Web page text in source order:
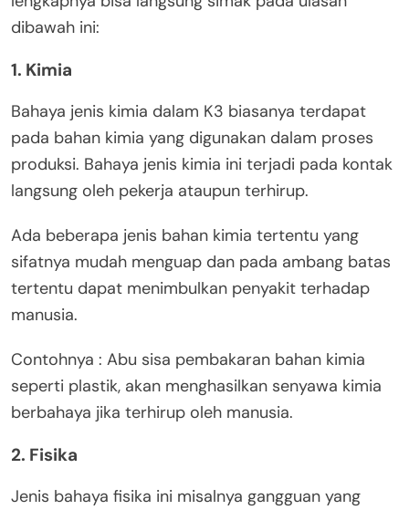
dibawah ini:
1. Kimia
Bahaya jenis kimia dalam K3 biasanya terdapat
pada bahan kimia yang digunakan dalam proses
produksi. Bahaya jenis kimia ini terjadi pada kontak
langsung oleh pekerja ataupun terhirup.
Ada beberapa jenis bahan kimia tertentu yang
sifatnya mudah menguap dan pada ambang batas
tertentu dapat menimbulkan penyakit terhadap
manusia.
Contohnya : Abu sisa pembakaran bahan kimia
seperti plastik, akan menghasilkan senyawa kimia
berbahaya jika terhirup oleh manusia.
2. Fisika
Jenis bahaya fisika ini misalnya gangguan yang